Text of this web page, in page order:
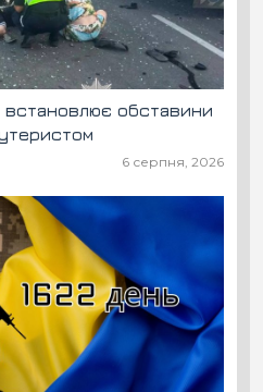
встановлює обставини
6 серпня, 2026